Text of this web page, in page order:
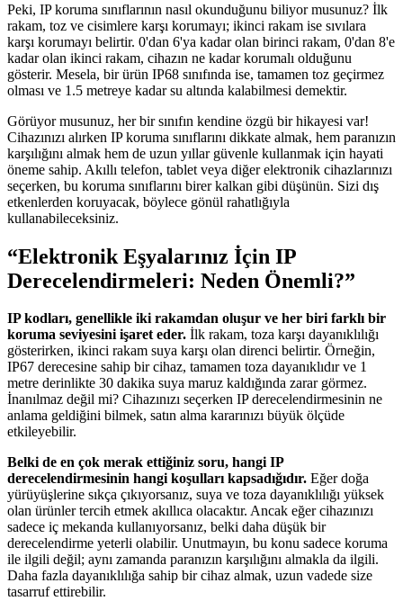
Peki, IP koruma sınıflarının nasıl okunduğunu biliyor musunuz? İlk
rakam, toz ve cisimlere karşı korumayı; ikinci rakam ise sıvılara
karşı korumayı belirtir. 0'dan 6'ya kadar olan birinci rakam, 0'dan 8'e
kadar olan ikinci rakam, cihazın ne kadar korumalı olduğunu
gösterir. Mesela, bir ürün IP68 sınıfında ise, tamamen toz geçirmez
olması ve 1.5 metreye kadar su altında kalabilmesi demektir.
Görüyor musunuz, her bir sınıfın kendine özgü bir hikayesi var!
Cihazınızı alırken IP koruma sınıflarını dikkate almak, hem paranızın
karşılığını almak hem de uzun yıllar güvenle kullanmak için hayati
öneme sahip. Akıllı telefon, tablet veya diğer elektronik cihazlarınızı
seçerken, bu koruma sınıflarını birer kalkan gibi düşünün. Sizi dış
etkenlerden koruyacak, böylece gönül rahatlığıyla
kullanabileceksiniz.
“Elektronik Eşyalarınız İçin IP
Derecelendirmeleri: Neden Önemli?”
IP kodları, genellikle iki rakamdan oluşur ve her biri farklı bir
koruma seviyesini işaret eder. İlk rakam, toza karşı dayanıklılığı
gösterirken, ikinci rakam suya karşı olan direnci belirtir. Örneğin,
IP67 derecesine sahip bir cihaz, tamamen toza dayanıklıdır ve 1
metre derinlikte 30 dakika suya maruz kaldığında zarar görmez.
İnanılmaz değil mi? Cihazınızı seçerken IP derecelendirmesinin ne
anlama geldiğini bilmek, satın alma kararınızı büyük ölçüde
etkileyebilir.
Belki de en çok merak ettiğiniz soru, hangi IP
derecelendirmesinin hangi koşulları kapsadığıdır. Eğer doğa
yürüyüşlerine sıkça çıkıyorsanız, suya ve toza dayanıklılığı yüksek
olan ürünler tercih etmek akıllıca olacaktır. Ancak eğer cihazınızı
sadece iç mekanda kullanıyorsanız, belki daha düşük bir
derecelendirme yeterli olabilir. Unutmayın, bu konu sadece koruma
ile ilgili değil; aynı zamanda paranızın karşılığını almakla da ilgili.
Daha fazla dayanıklılığa sahip bir cihaz almak, uzun vadede size
tasarruf ettirebilir.